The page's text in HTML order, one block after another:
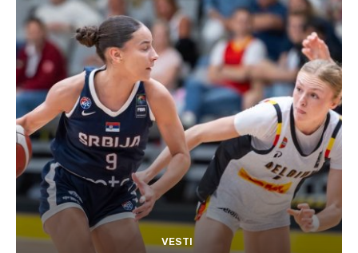
VESTI